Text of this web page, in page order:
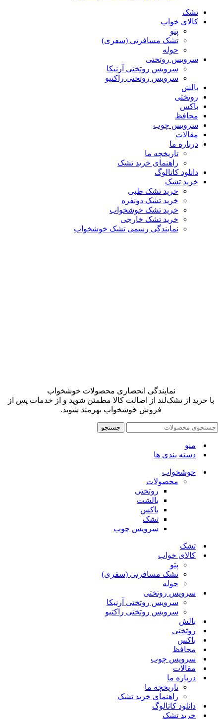
تشک
کالای خواب
پتو
تشک مسافرتی (سفری)
حوله
سرویس روتختی
سرویس روتختی آرنیکا
سرویس روتختی راکتیو
بالش
روتختی
باکس
محافظ
سرویس چوب
مقالات
درباره ما
تاریخچه ما
راهنمای خرید تشک
دانلود کاتالوگ
خرید تشک
خرید تشک طبی
خرید تشک دونفره
خرید تشک خوشخواب
خرید تشک خارجی
نمایندگی رسمی تشک خوشخواب
نمایندگی انحصاری محصولات خوشخواب
با خرید از تشک‌لند از اصالت کالا مطمئن شوید و از خدمات پس از
فروش خوشخواب بهرمند شوید.
جستجو
منو
دسته بندی ها
خوشخواب
محصولات
روتختی
بالشت
باکس
تشک
سرویس چوب
تشک
کالای خواب
پتو
تشک مسافرتی (سفری)
حوله
سرویس روتختی
سرویس روتختی آرنیکا
سرویس روتختی راکتیو
بالش
روتختی
باکس
محافظ
سرویس چوب
مقالات
درباره ما
تاریخچه ما
راهنمای خرید تشک
دانلود کاتالوگ
خرید تشک